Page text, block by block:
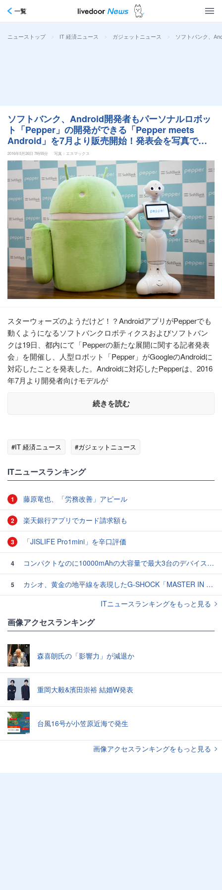
一覧
ニューストップ > IT 経済ニュース > ガジェットニュース > ソフトバンク、
ソフトバンク、Android開発者もパーソナルロボッ
ト「Pepper」の開発ができる「Pepper meets
Android」を7月より販売開始！発表会を写真で紹
介【レポート】
2016年5月26日 7時55分 写真：エスマックス
スターウォーズのようだけど！？AndroidアプリがPepperでも
動くようになるソフトバンクロボティクスおよびソフトバン
クは19日、都内にて「Pepperの新たな展開に関する記者発表
会」を開催し、人型ロボット「Pepper」がGoogleのAndroidに
対応したことを発表した。Androidに対応したPepperは、2016
年7月より開発者向けモデルが
続きを読む
#IT 経済ニュース #ガジェットニュース
ITニュースランキング
1 藤原竜也、「労務改善」アピール
2 楽天銀行アプリでカード請求額も
3 「JISLIFE Pro1mini」を辛口評価
4 コンパクトなのに10000mAhの大容量で最大3台のデバイスを同時充電できる半固体モバイルバッテリー「SMARTCOBY Pro SLIM SS」レビュー
5
カシオ、黄金の地平線を表現したG-SHOCK「MASTER IN HORIZON GOLD」3モデル
ITニュースランキングをもっと見る
画像アクセスランキング
森喜朗氏の「影響力」が減退か
重岡大毅&濱田崇裕 結婚W発表
台風16号が小笠原近海で発生
画像アクセスランキングをもっと見る